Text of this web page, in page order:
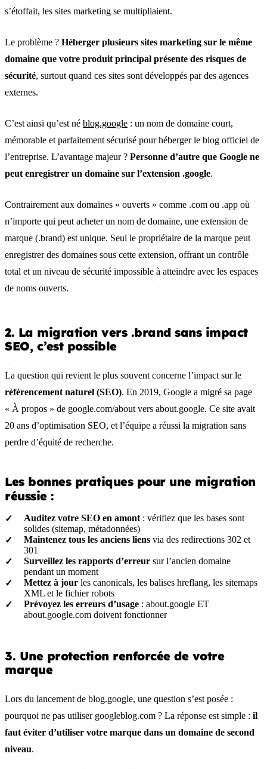
s’étoffait, les sites marketing se multipliaient.
Le problème ? Héberger plusieurs sites marketing sur le même
domaine que votre produit principal présente des risques de
sécurité, surtout quand ces sites sont développés par des agences
externes.
C’est ainsi qu’est né blog.google : un nom de domaine court,
mémorable et parfaitement sécurisé pour héberger le blog officiel de
l’entreprise. L’avantage majeur ? Personne d’autre que Google ne
peut enregistrer un domaine sur l’extension .google.
Contrairement aux domaines « ouverts » comme .com ou .app où
n’importe qui peut acheter un nom de domaine, une extension de
marque (.brand) est unique. Seul le propriétaire de la marque peut
enregistrer des domaines sous cette extension, offrant un contrôle
total et un niveau de sécurité impossible à atteindre avec les espaces
de noms ouverts.
2. La migration vers .brand sans impact
SEO, c’est possible
La question qui revient le plus souvent concerne l’impact sur le
référencement naturel (SEO). En 2019, Google a migré sa page
« À propos » de google.com/about vers about.google. Ce site avait
20 ans d’optimisation SEO, et l’équipe a réussi la migration sans
perdre d’équité de recherche.
Les bonnes pratiques pour une migration
réussie :
Auditez votre SEO en amont : vérifiez que les bases sont
solides (sitemap, métadonnées)
Maintenez tous les anciens liens via des redirections 302 et
301
Surveillez les rapports d’erreur sur l’ancien domaine
pendant un moment
Mettez à jour les canonicals, les balises hreflang, les sitemaps
XML et le fichier robots
Prévoyez les erreurs d’usage : about.google ET
about.google.com doivent fonctionner
3. Une protection renforcée de votre
marque
Lors du lancement de blog.google, une question s’est posée :
pourquoi ne pas utiliser googleblog.com ? La réponse est simple : il
faut éviter d’utiliser votre marque dans un domaine de second
niveau.